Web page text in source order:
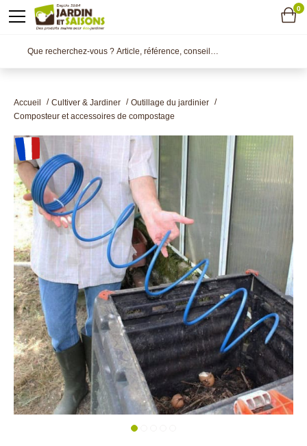
Accueil Cultiver & Jardiner
Outillage du jardinier
Composteur et accessoires de compostage
0